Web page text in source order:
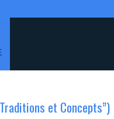
et Concepts”)